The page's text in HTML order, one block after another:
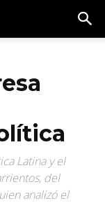
Latina y el
del
analizó el